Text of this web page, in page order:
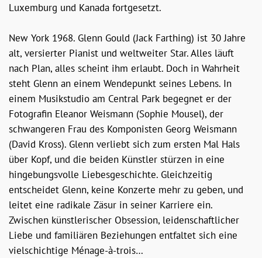
Luxemburg und Kanada fortgesetzt.
New York 1968. Glenn Gould (Jack Farthing) ist 30 Jahre
alt, versierter Pianist und weltweiter Star. Alles läuft
nach Plan, alles scheint ihm erlaubt. Doch in Wahrheit
steht Glenn an einem Wendepunkt seines Lebens. In
einem Musikstudio am Central Park begegnet er der
Fotografin Eleanor Weismann (Sophie Mousel), der
schwangeren Frau des Komponisten Georg Weismann
(David Kross). Glenn verliebt sich zum ersten Mal Hals
über Kopf, und die beiden Künstler stürzen in eine
hingebungsvolle Liebesgeschichte. Gleichzeitig
entscheidet Glenn, keine Konzerte mehr zu geben, und
leitet eine radikale Zäsur in seiner Karriere ein.
Zwischen künstlerischer Obsession, leidenschaftlicher
Liebe und familiären Beziehungen entfaltet sich eine
vielschichtige Ménage-à-trois…